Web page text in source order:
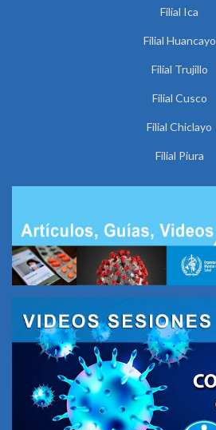
Filial Ica
Filial Huancayo
Filial Trujillo
Filial Cusco
Filial Chiclayo
Filial Piura